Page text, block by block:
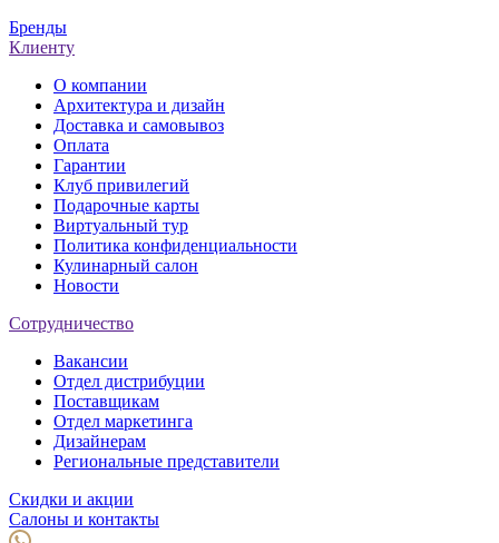
Бренды
Клиенту
О компании
Архитектура и дизайн
Доставка и самовывоз
Оплата
Гарантии
Клуб привилегий
Подарочные карты
Виртуальный тур
Политика конфиденциальности
Кулинарный салон
Новости
Сотрудничество
Вакансии
Отдел дистрибуции
Поставщикам
Отдел маркетинга
Дизайнерам
Региональные представители
Скидки и акции
Салоны и контакты